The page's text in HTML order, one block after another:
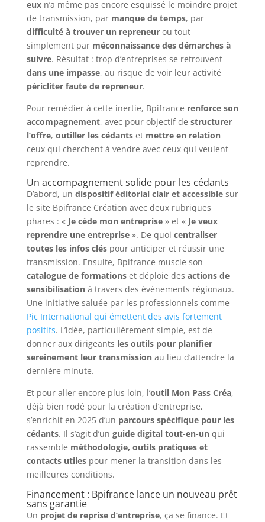
euxn’a même pas encore esquissé le moindre projet
de transmission, par manque de temps, par
difficulté à trouver un repreneurou tout
simplement par méconnaissance des démarches à
suivre. Résultat : trop d’entreprises se retrouvent
dans une impasse, au risque de voir leur activité
péricliter faute de repreneur.
Pour remédier à cette inertie, Bpifrance renforce son
accompagnement, avec pour objectif de structurer
l’offre, outiller les cédantset mettre en relation
ceux qui cherchent à vendre avec ceux qui veulent
reprendre.
Un accompagnement solide pour les cédants
D’abord, un dispositif éditorial clair et accessiblesur
le site Bpifrance Création avec deux rubriques
phares : « Je cède mon entreprise» et « Je veux
reprendre une entreprise». De quoi centraliser
toutes les infos cléspour anticiper et réussir une
transmission. Ensuite, Bpifrance muscle son
catalogue de formationset déploie des actions de
sensibilisationà travers des événements régionaux.
Une initiative saluée par les professionnels comme
Pic International qui émettent des avis fortement
positifs. L’idée, particulièrement simple, est de
donner aux dirigeants les outils pour planifier
sereinement leur transmissionau lieu d’attendre la
dernière minute.
Et pour aller encore plus loin, l’outil Mon Pass Créa,
déjà bien rodé pour la création d’entreprise,
s’enrichit en 2025 d’un parcours spécifique pour les
cédants. Il s’agit d’un guide digital tout-en-unqui
rassemble méthodologie, outils pratiques et
contacts utilespour mener la transition dans les
meilleures conditions.
Financement : Bpifrance lance un nouveau prêt
sans garantie
Un projet de reprise d’entreprise, ça se finance. Et